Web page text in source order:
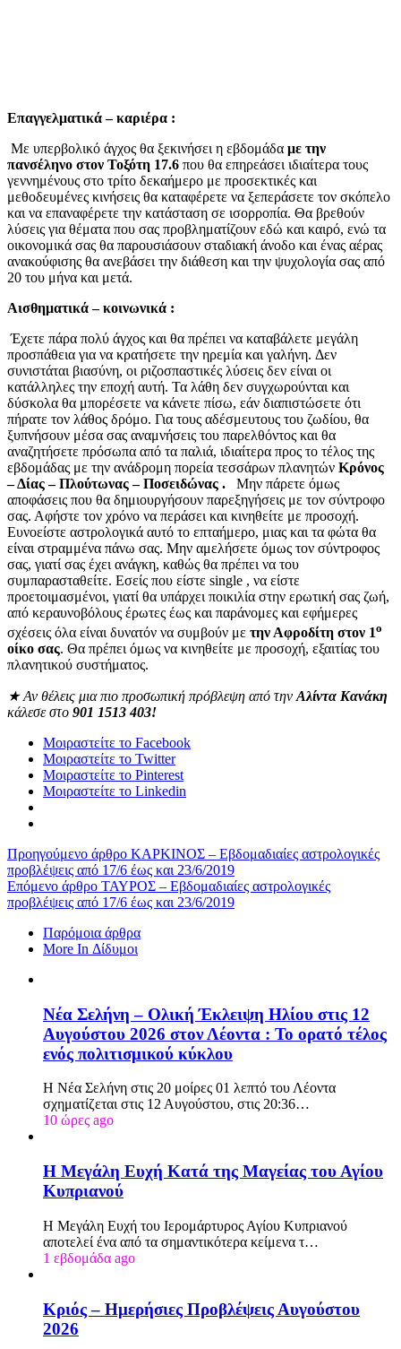
Επαγγελματικά – καριέρα :
Με υπερβολικό άγχος θα ξεκινήσει η εβδομάδα με την
πανσέληνο στον Τοξότη 17.6 που θα επηρεάσει ιδιαίτερα τους
γεννημένους στο τρίτο δεκαήμερο με προσεκτικές και
μεθοδευμένες κινήσεις θα καταφέρετε να ξεπεράσετε τον σκόπελο
και να επαναφέρετε την κατάσταση σε ισορροπία. Θα βρεθούν
λύσεις για θέματα που σας προβληματίζουν εδώ και καιρό, ενώ τα
οικονομικά σας θα παρουσιάσουν σταδιακή άνοδο και ένας αέρας
ανακούφισης θα ανεβάσει την διάθεση και την ψυχολογία σας από
20 του μήνα και μετά.
Αισθηματικά – κοινωνικά :
Έχετε πάρα πολύ άγχος και θα πρέπει να καταβάλετε μεγάλη
προσπάθεια για να κρατήσετε την ηρεμία και γαλήνη. Δεν
συνιστάται βιασύνη, οι ριζοσπαστικές λύσεις δεν είναι οι
κατάλληλες την εποχή αυτή. Τα λάθη δεν συγχωρούνται και
δύσκολα θα μπορέσετε να κάνετε πίσω, εάν διαπιστώσετε ότι
πήρατε τον λάθος δρόμο. Για τους αδέσμευτους του ζωδίου, θα
ξυπνήσουν μέσα σας αναμνήσεις του παρελθόντος και θα
αναζητήσετε πρόσωπα από τα παλιά, ιδιαίτερα προς το τέλος της
εβδομάδας με την ανάδρομη πορεία τεσσάρων πλανητών Κρόνος
– Δίας – Πλούτωνας – Ποσειδώνας . Μην πάρετε όμως
αποφάσεις που θα δημιουργήσουν παρεξηγήσεις με τον σύντροφο
σας. Αφήστε τον χρόνο να περάσει και κινηθείτε με προσοχή.
Ευνοείστε αστρολογικά αυτό το επταήμερο, μιας και τα φώτα θα
είναι στραμμένα πάνω σας. Μην αμελήσετε όμως τον σύντροφος
σας, γιατί σας έχει ανάγκη, καθώς θα πρέπει να του
συμπαρασταθείτε. Εσείς που είστε single , να είστε
προετοιμασμένοι, γιατί θα υπάρχει ποικιλία στην ερωτική σας ζωή,
από κεραυνοβόλους έρωτες έως και παράνομες και εφήμερες
σχέσεις όλα είναι δυνατόν να συμβούν με την Αφροδίτη στον 1ο
οίκο σας. Θα πρέπει όμως να κινηθείτε με προσοχή, εξαιτίας του
πλανητικού συστήματος.
★Αν θέλεις μια πιο προσωπική πρόβλεψη από την Αλίντα Κανάκη
κάλεσε στο 901 1513 403!
Μοιραστείτε το Facebook
Μοιραστείτε το Twitter
Μοιραστείτε το Pinterest
Μοιραστείτε το Linkedin
Προηγούμενο άρθρο ΚΑΡΚΙΝΟΣ – Εβδομαδιαίες αστρολογικές
προβλέψεις από 17/6 έως και 23/6/2019
Επόμενο άρθρο ΤΑΥΡΟΣ – Εβδομαδιαίες αστρολογικές
προβλέψεις από 17/6 έως και 23/6/2019
Παρόμοια άρθρα
More In Δίδυμοι
Νέα Σελήνη – Ολική Έκλειψη Ηλίου στις 12
Αυγούστου 2026 στον Λέοντα : Το ορατό τέλος
ενός πολιτισμικού κύκλου
Η Νέα Σελήνη στις 20 μοίρες 01 λεπτό του Λέοντα
σχηματίζεται στις 12 Αυγούστου, στις 20:36…
10 ώρες ago
Η Μεγάλη Ευχή Κατά της Μαγείας του Αγίου
Κυπριανού
Η Μεγάλη Ευχή του Ιερομάρτυρος Αγίου Κυπριανού
αποτελεί ένα από τα σημαντικότερα κείμενα τ…
1 εβδομάδα ago
Κριός – Ημερήσιες Προβλέψεις Αυγούστου
2026